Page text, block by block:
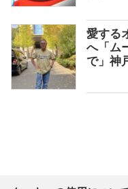
愛する
へ「ム
で」神